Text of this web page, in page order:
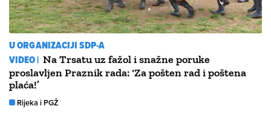
U ORGANIZACIJI SDP-A
VIDEO | Na Trsatu uz fažol i snažne poruke
proslavljen Praznik rada: ‘Za pošten rad i poštena
plaća!’
Rijeka i PGŽ